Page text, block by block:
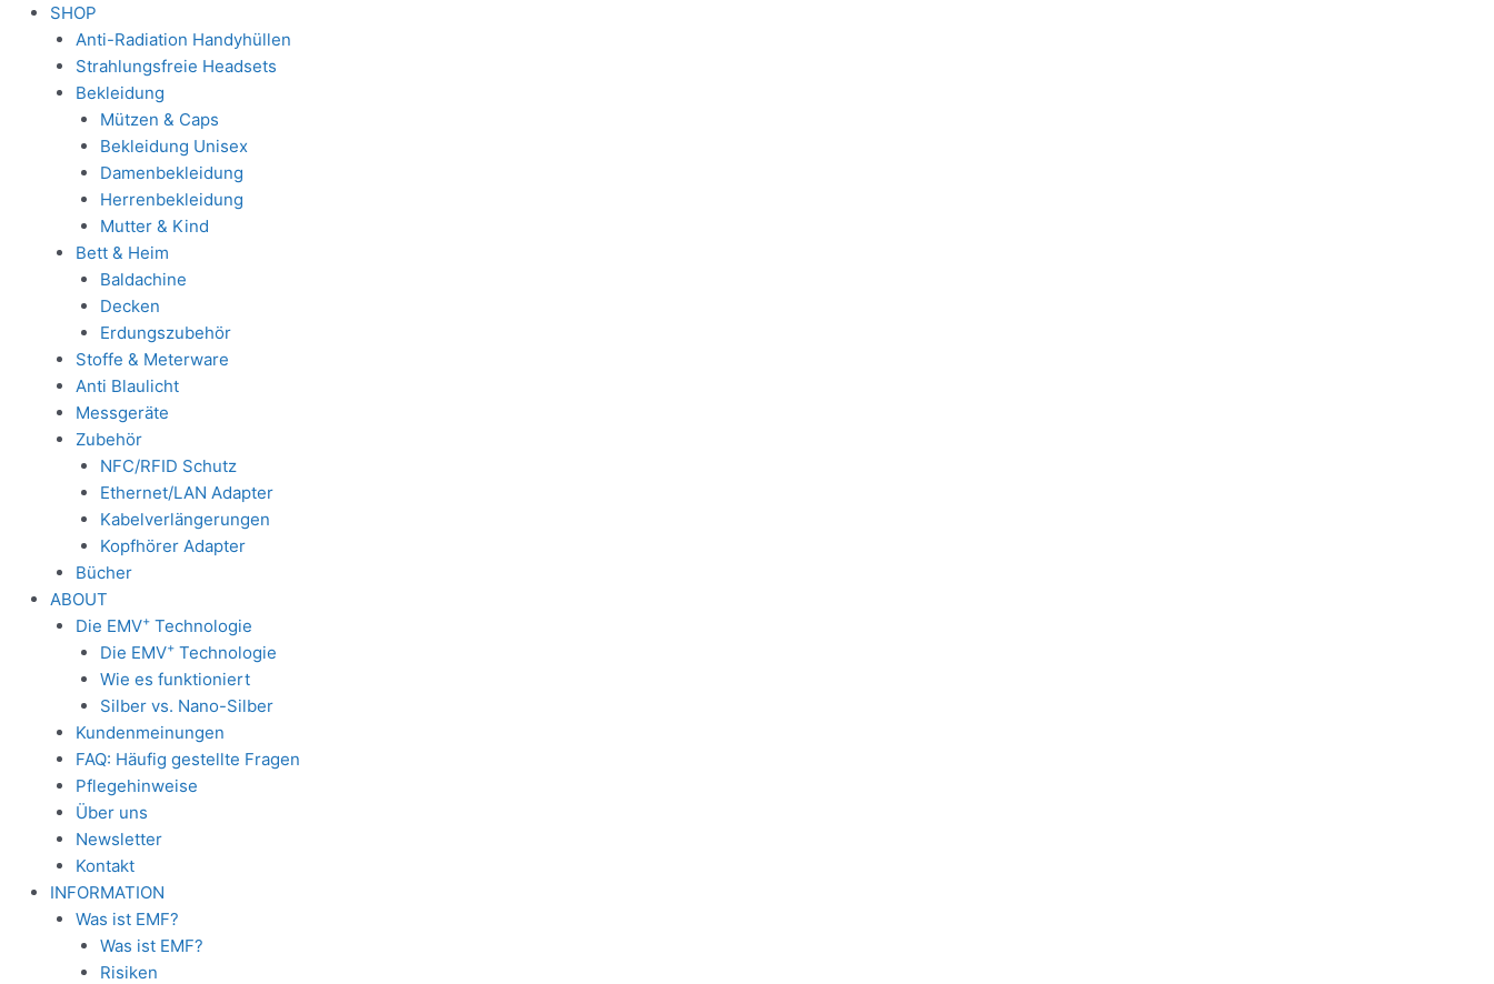
SHOP
Anti-Radiation Handyhüllen
Strahlungsfreie Headsets
Bekleidung
Mützen & Caps
Bekleidung Unisex
Damenbekleidung
Herrenbekleidung
Mutter & Kind
Bett & Heim
Baldachine
Decken
Erdungszubehör
Stoffe & Meterware
Anti Blaulicht
Messgeräte
Zubehör
NFC/RFID Schutz
Ethernet/LAN Adapter
Kabelverlängerungen
Kopfhörer Adapter
Bücher
ABOUT
Die EMV+Technologie
Die EMV+ Technologie
Wie es funktioniert
Silber vs. Nano-Silber
Kundenmeinungen
FAQ: Häufig gestellte Fragen
Pflegehinweise
Über uns
Newsletter
Kontakt
INFORMATION
Was ist EMF?
Was ist EMF?
Risiken